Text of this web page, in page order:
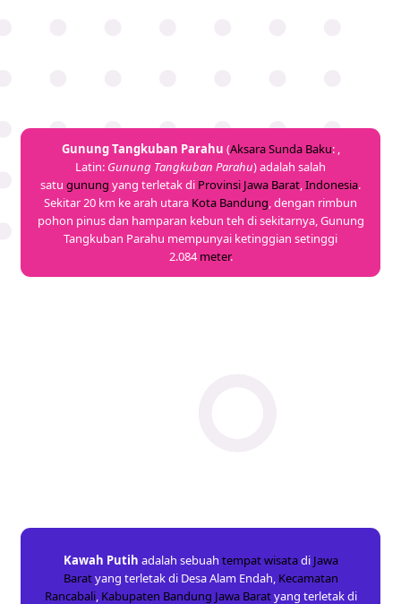
Gunung Tangkuban Parahu (Aksara Sunda Baku: ,
Latin: Gunung Tangkuban Parahu) adalah salah
satu gunung yang terletak di Provinsi Jawa Barat,Indonesia.
Sekitar 20 km ke arah utara Kota Bandung, dengan rimbun
pohon pinus dan hamparan kebun teh di sekitarnya, Gunung
Tangkuban Parahu mempunyai ketinggian setinggi
2.084meter.
Kawah Putih adalah sebuah tempat wisatadi Jawa
Baratyang terletak di Desa Alam Endah, Kecamatan
Rancabali, Kabupaten Bandung Jawa Baratyang terletak di